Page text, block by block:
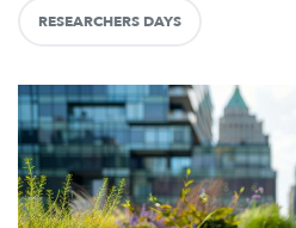
RESEARCHERS DAYS